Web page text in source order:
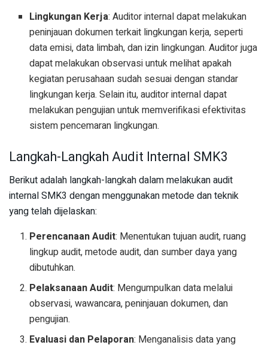
Lingkungan Kerja: Auditor internal dapat melakukan
peninjauan dokumen terkait lingkungan kerja, seperti
data emisi, data limbah, dan izin lingkungan. Auditor juga
dapat melakukan observasi untuk melihat apakah
kegiatan perusahaan sudah sesuai dengan standar
lingkungan kerja. Selain itu, auditor internal dapat
melakukan pengujian untuk memverifikasi efektivitas
sistem pencemaran lingkungan.
Langkah-Langkah Audit Internal SMK3
Berikut adalah langkah-langkah dalam melakukan audit
internal SMK3 dengan menggunakan metode dan teknik
yang telah dijelaskan:
Perencanaan Audit: Menentukan tujuan audit, ruang
lingkup audit, metode audit, dan sumber daya yang
dibutuhkan.
Pelaksanaan Audit: Mengumpulkan data melalui
observasi, wawancara, peninjauan dokumen, dan
pengujian.
Evaluasi dan Pelaporan: Menganalisis data yang